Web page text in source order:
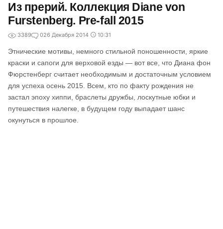
Из прерий. Коллекция Diane von
Furstenberg. Pre-fall 2015
3389 026 Декабря 2014 10:31
Этнические мотивы, немного стильной поношенности, яркие
краски и сапоги для верховой езды — вот все, что Диана фон
Фюрстенберг считает необходимым и достаточным условием
для успеха осень 2015. Всем, кто по факту рождения не
застал эпоху хиппи, браслеты дружбы, лоскутные юбки и
путешествия налегке, в будущем году выпадает шанс
окунуться в прошлое.